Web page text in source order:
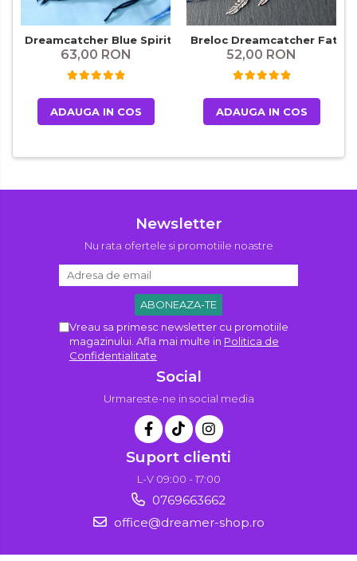
Dreamcatcher Blue Spirit
63,00 RON
ADAUGA IN COS
Breloc Dreamcatcher
52,00 RON
ADAUGA IN COS
Newsletter
Nu rata ofertele si promotiile noastre
Vreau sa primesc newsletter cu promotiile
magazinului. Afla mai multe in Politica de
Confidentialitate
Social
Urmareste-ne in social media
Suport clienti
L-V 09:00 - 17:00
0769663662
office@dreamer-shop.ro